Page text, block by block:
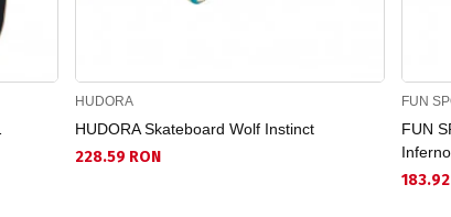
HUDORA
HUDORA Skateboard Wolf Instinct
228.59 RON
FUN
FUN
Inferno
183.92